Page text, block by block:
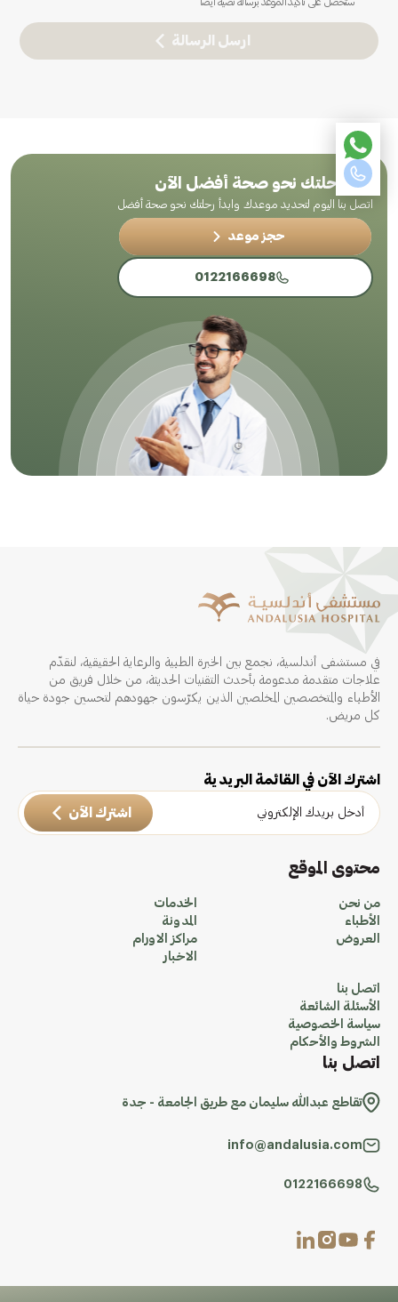
ارسل الرسالة
ابدأ رحلتك نحو صحة أفضل الآن
اتصل بنا اليوم لتحديد موعدك وابدأ رحلتك نحو صحة أفضل
حجز موعد
0122166698
في مستشفى أندلسية، نجمع بين الخبرة الطبية والرعاية الحقيقية، لنقدّم
علاجات متقدمة مدعومة بأحدث التقنيات الحديثة، من خلال فريق من
الأطباء والمتخصصين المخلصين الذين يكرّسون جهودهم لتحسين جودة حياة
كل مريض.
اشترك الآن في القائمة البريدية
اشترك الآن
محتوى الموقع
من نحن
الأطباء
العروض
الخدمات
المدونة
مراكز الاورام
الاخبار
اتصل بنا
الأسئلة الشائعة
سياسة الخصوصية
الشروط والأحكام
اتصل بنا
تقاطع عبدالله سليمان مع طريق الجامعة - جدة
info@andalusia.com
0122166698